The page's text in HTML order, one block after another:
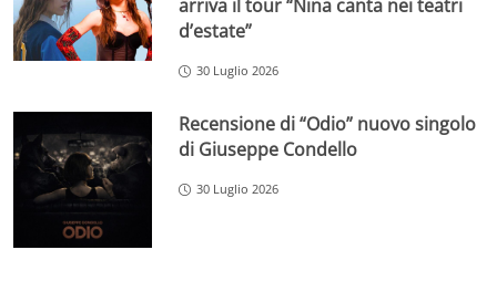
arriva il tour “Nina canta nei teatri
d’estate”
30 Luglio 2026
Recensione di “Odio” nuovo singolo
di Giuseppe Condello
30 Luglio 2026